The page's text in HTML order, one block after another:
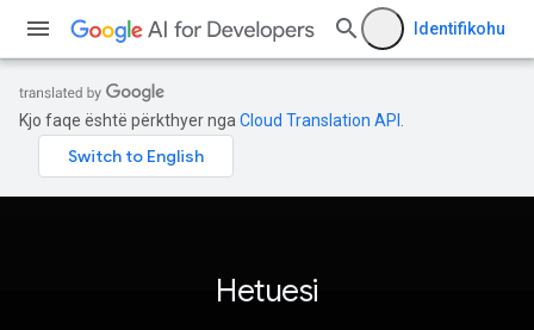
Identifikohu
Kjo faqe është përkthyer nga Cloud Translation API
Hetuesi